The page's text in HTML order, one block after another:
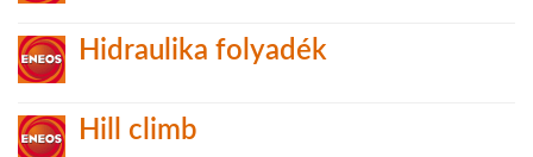
Hidraulika folyadék
Hill climb